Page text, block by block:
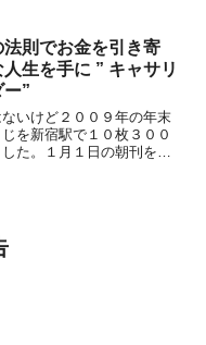
縁が切れる」という表現
ながりが薄れ...
法則でお金を引き寄
生を手に ” キャサリ
ー”
いけど２００９年の年末
を新宿駅で１０枚３００
た。１月１日の朝刊をポ